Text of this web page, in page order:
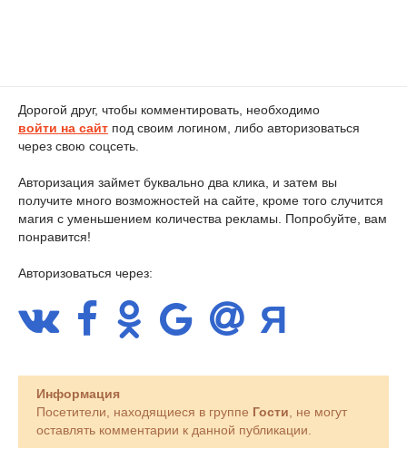
Дорогой друг, чтобы комментировать, необходимо
войти на сайт под своим логином, либо авторизоваться
через свою соцсеть.
Авторизация займет буквально два клика, и затем вы
получите много возможностей на сайте, кроме того случится
магия с уменьшением количества рекламы. Попробуйте, вам
понравится!
Авторизоваться через:
Информация
Посетители, находящиеся в группе Гости , не могут
оставлять комментарии к данной публикации.